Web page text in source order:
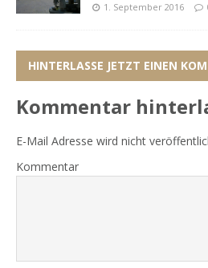
1. September 2016
HINTERLASSE JETZT EINEN
Kommentar
E-Mail Adresse wird nicht
Kommentar